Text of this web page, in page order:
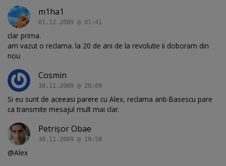
m1ha1
01.12.2009 @ 01:41
clar prima.
am vazut o reclama. la 20 de ani de la revolutie ii doboram din
nou
Cosmin
30.11.2009 @ 20:09
Si eu sunt de aceeasi parere cu Alex, reclama anti-Basescu pare
ca transmite mesajul mult mai clar.
Petrişor Obae
30.11.2009 @ 19:58
@Alex